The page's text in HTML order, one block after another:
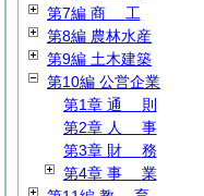
第7編 商 工
第8編 農林水産
第9編 土木建築
第10編 公営企業
第1章 通 則
第2章 人 事
第3章 財 務
第4章 事 業